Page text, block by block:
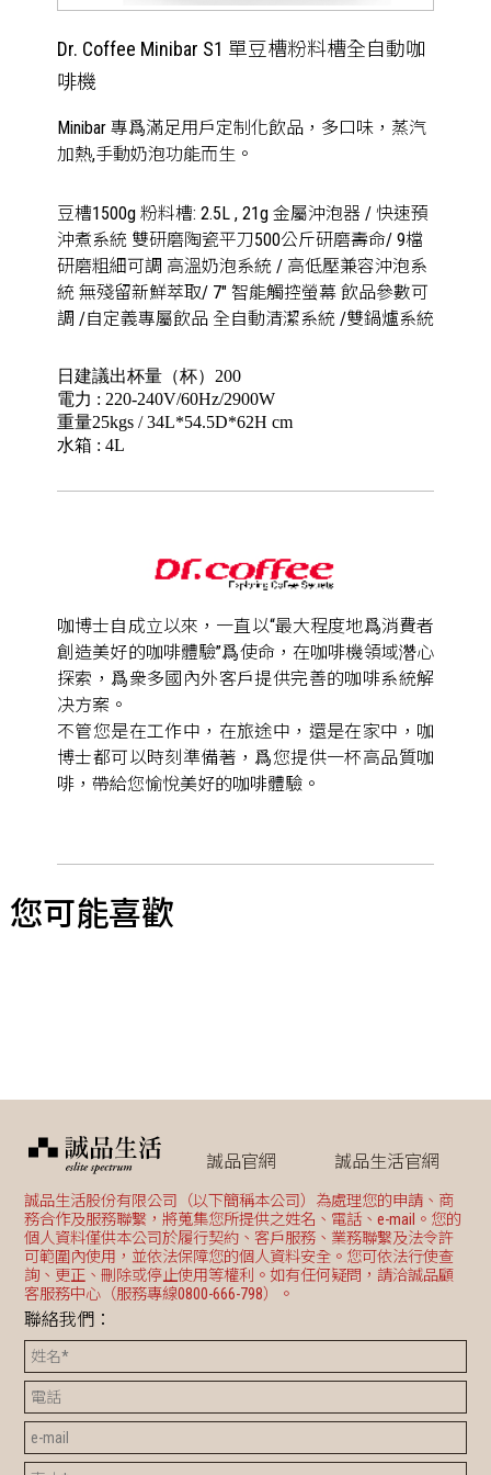
Dr. Coffee Minibar S1 單豆槽粉料槽全自動咖
啡機
Minibar 專爲滿足用戶定制化飲品，多口味，蒸汽
加熱,手動奶泡功能而生。
豆槽1500g 粉料槽: 2.5L , 21g 金屬沖泡器 / 快速預
沖煮系統 雙研磨陶瓷平刀500公斤研磨壽命/ 9檔
研磨粗細可調 高溫奶泡系統 / 高低壓兼容沖泡系
統 無殘留新鮮萃取/ 7" 智能觸控螢幕 飲品參數可
調 /自定義專屬飲品 全自動清潔系統 /雙鍋爐系統
日建議出杯量（杯）200
電力 : 220-240V/60Hz/2900W
重量25kgs / 34L*54.5D*62H cm
水箱 : 4L
咖博士自成立以來，一直以“最大程度地爲消費者
創造美好的咖啡體驗”爲使命，在咖啡機領域濳心
探索，爲衆多國內外客戶提供完善的咖啡系統解
决方案。
不管您是在工作中，在旅途中，還是在家中，咖
博士都可以時刻準備著，爲您提供一杯高品質咖
啡，帶給您愉悅美好的咖啡體驗。
您可能喜歡
誠品官網 誠品生活官網
誠品生活股份有限公司（以下簡稱本公司）為處理您的申請、商
務合作及服務聯繫，將蒐集您所提供之姓名、電話、e-mail。您的
個人資料僅供本公司於履行契約、客戶服務、業務聯繫及法令許
可範圍內使用，並依法保障您的個人資料安全。您可依法行使查
詢、更正、刪除或停止使用等權利。如有任何疑問，請洽誠品顧
客服務中心（服務專線0800-666-798）。
聯絡我們：